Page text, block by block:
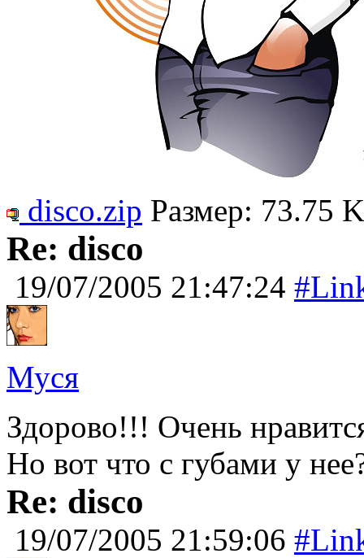
disco.zip Размер: 73.75
Re: disco
19/07/2005 21:47:24
Муся
Здорово!!! Очень
Но вот что с губами у
Re: disco
19/07/2005 21:59:06